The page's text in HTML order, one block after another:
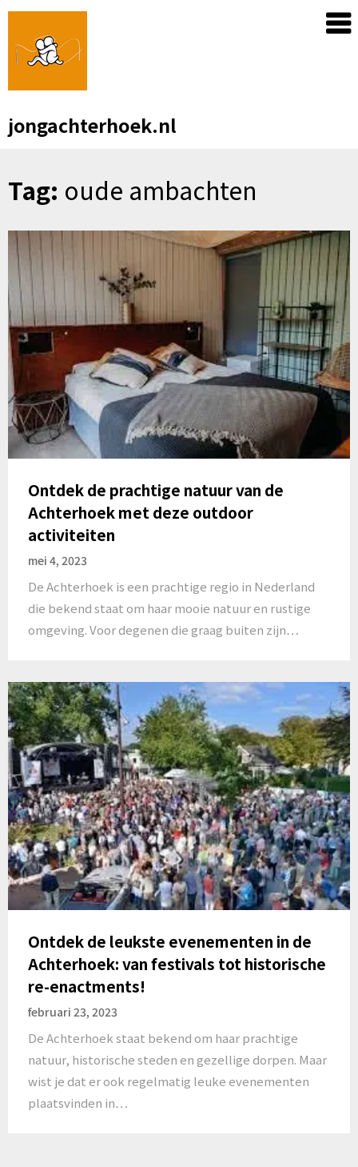
Skip
content
jongachterhoek.nl
Tag: oude ambachten
Ontdek de prachtige natuur van de
Achterhoek met deze outdoor
activiteiten
mei 4, 2023
De Achterhoek is een prachtige regio in Nederland
die bekend staat om haar mooie natuur en rustige
omgeving. Voor degenen die graag buiten zijn…
Ontdek de leukste evenementen in de
Achterhoek: van festivals tot historische
re-enactments!
februari 23, 2023
De Achterhoek staat bekend om haar prachtige
natuur, historische steden en gezellige dorpen. Maar
wist je dat er ook regelmatig leuke evenementen
plaatsvinden in…